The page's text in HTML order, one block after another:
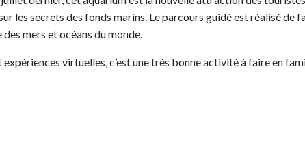
les secrets des fonds marins. Le parcours guidé est réalisé de
mers et océans du monde.
virtuelles, c’est une très bonne activité à faire en